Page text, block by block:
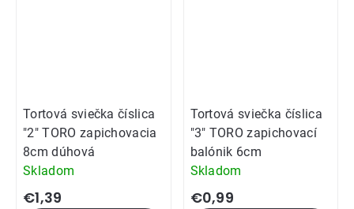
Tortová sviečka číslica
"2" TORO zapichovacia
8cm dúhová
Skladom
€1,39
Tortová sviečka číslica
"3" TORO zapichovací
balónik 6cm
Skladom
€0,99